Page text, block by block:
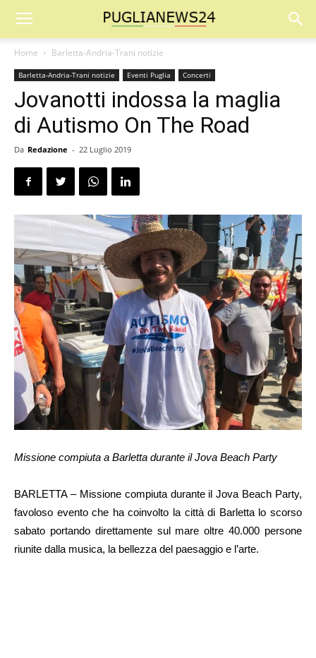
Home Barletta-Andria-Trani notizie
Barletta-Andria-Trani notizie Eventi Puglia Concerti
Jovanotti indossa la maglia
di Autismo On The Road
Da Redazione - 22 Luglio 2019
Missione compiuta a Barletta durante il Jova Beach Party
BARLETTA – Missione compiuta durante il Jova Beach Party,
favoloso evento che ha coinvolto la città di Barletta lo scorso
sabato portando direttamente sul mare oltre 40.000 persone
riunite dalla musica, la bellezza del paesaggio e l’arte.